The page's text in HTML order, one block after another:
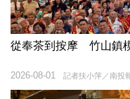
從奉茶到按摩 竹山鎮
記者扶小萍／南投
2026-08-01